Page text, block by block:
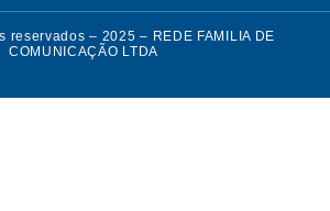
reservados – 2025 – REDE FAMILIA DE
COMUNICAÇÃO LTDA